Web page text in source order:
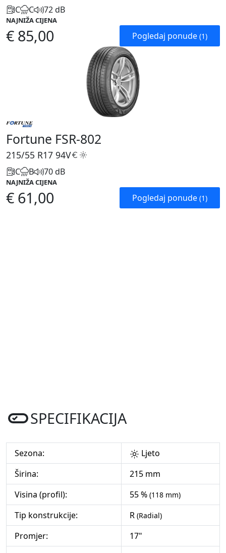
C C 72 dB
NAJNIŽA CIJENA
€ 85,00 Pogledaj ponude (1)
Fortune FSR-802
215/55 R17 94V
C B 70 dB
NAJNIŽA CIJENA
€ 61,00 Pogledaj ponude (1)
SPECIFIKACIJA
Sezona:
Ljeto
Širina:
215 mm
Visina (profil):
55 % (118 mm)
Tip konstrukcije: R (Radial)
Promjer:
17"